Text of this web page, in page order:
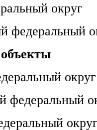
округ
федеральный
округ
федеральный